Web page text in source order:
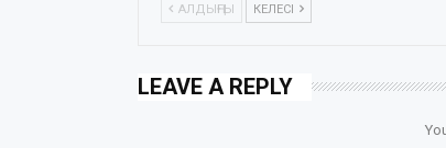
АЛДЫҢҒЫ КЕЛЕСІ
LEAVE A REPLY